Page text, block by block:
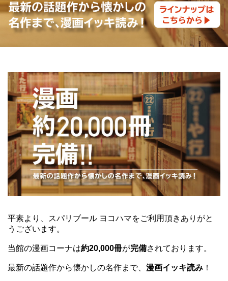
平素より、スパリブール ヨコハマをご利用頂きありがと
うございます。
当館の漫画コーナは約20,000冊が完備されております。
最新の話題作から懐かしの名作まで、 漫画イッキ読み ！